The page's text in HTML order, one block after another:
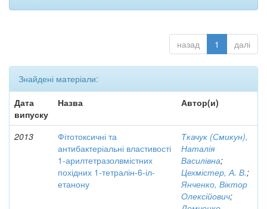
назад 1 далі
Знайдені матеріали:
Дата
випуску
Назва Автор(и)
2013
Фітотоксичні та
антибактеріальні властивості
1-арилтетразолвмістних
похідних 1-тетралін-6-іл-
етанону
Ткачук (Смикун),
Наталія
Василівна;
Цехмістер, А. В.;
Янченко, Віктор
Олексійович;